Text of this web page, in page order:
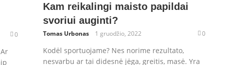
0
Kam reikalingi maisto papildai
svoriui auginti?
Tomas Urbonas 1 gruodžio, 2022 0
Kodėl sportuojame? Nes norime rezultato,
nesvarbu ar tai didesnė jėga, greitis, masė. Yra